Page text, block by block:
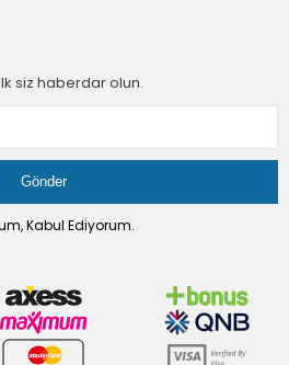
siz haberdar olun.
Kabul Ediyorum.